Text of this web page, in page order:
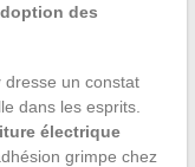
des
dresse un constat
dans les esprits.
électrique
grimpe chez